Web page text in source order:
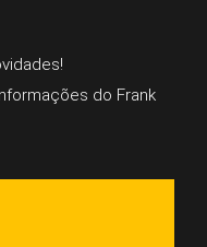
do Frank